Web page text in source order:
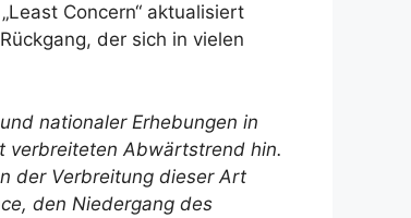
Concern“ aktualisiert
der sich in vielen
nationaler Erhebungen in
verbreiteten Abwärtstrend hin.
der Verbreitung dieser Art
den Niedergang des